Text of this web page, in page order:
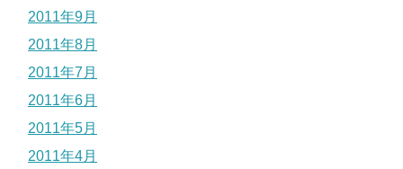
2011年9月
2011年8月
2011年7月
2011年6月
2011年5月
2011年4月